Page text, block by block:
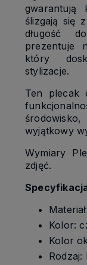
gwarantują
ślizgają się
długość
prezentuje
który
stylizacje.
Ten plecak
wyjątkowy
Wymiary
zdjęć.
Kolor:
Kolor
Rodzaj: